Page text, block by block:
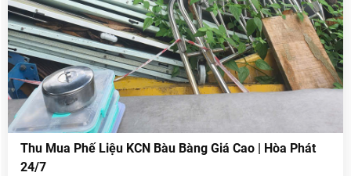
Thu Mua Phế Liệu KCN Bàu Bàng Giá Cao | Hòa Phát
24/7